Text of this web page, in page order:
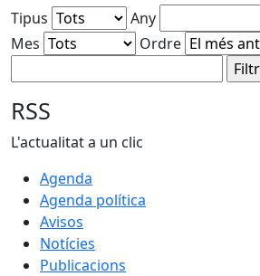
Tipus
Any
Mes
Ordre
RSS
L'actualitat a un clic
Agenda
Agenda política
Avisos
Notícies
Publicacions